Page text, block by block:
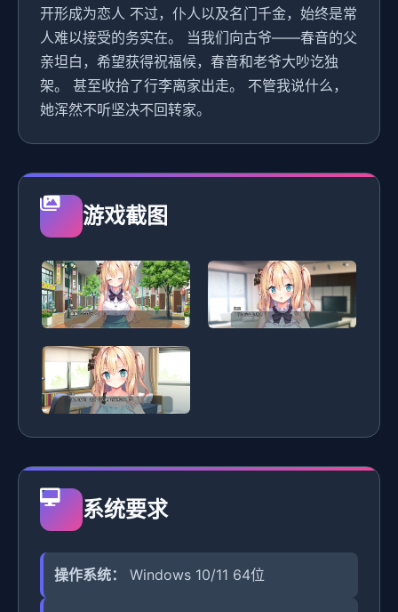
开形成为恋人 不过，仆人以及名门千金，始终是常
人难以接受的务实在。 当我们向古爷——春音的父
亲坦白，希望获得祝福候，春音和老爷大吵讫独
架。 甚至收拾了行李离家出走。 不管我说什么，
她浑然不听坚决不回转家。
游戏截图
系统要求
操作系统： Windows 10/11 64位